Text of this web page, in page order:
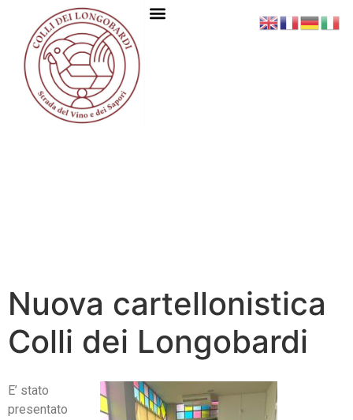
Nuova cartellonistica
Colli dei Longobardi
E’ stato
presentato